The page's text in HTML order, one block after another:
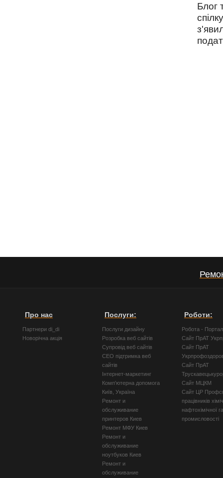
Блог
Про нас
Партнери di_di
Новорічна акція
Послуги:
Послуги дизайну
Розробка веб сайтів
Супровід веб сайтів
СЕО підтримка веб
сайтів
Інтернет-маркетинг
Комп'ютерна допомога
Київ, Україна
Ремонт и
обслуживание
принтеров Киев
Ремонт МФУ Киев
Ремонт и
обслуживание
ноутбуков Киев
Ремонт и
обслуживание
Роботи:
Робота -
Сайт ПрАТ
Сайт ПрАТ
Сайт ПрАТ
Сайт МЦКМ
Сайт ЦР
працівників
нафтохімічної
промисловості